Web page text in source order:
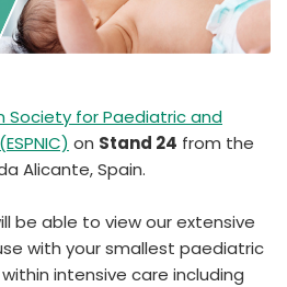
Society for Paediatric and
(ESPNIC) on Stand 24 from the
Alicante, Spain.
be able to view our extensive
with your smallest paediatric
intensive care including